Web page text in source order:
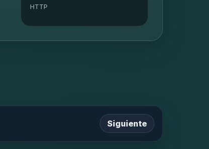
HTTP
Siguiente